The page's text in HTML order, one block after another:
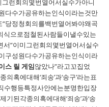
런회의몇번열어서실수가아니
다수가공유하는인식이라는것만
당정청회의를백번열어봐야왜곡
으로점철된사람들이낼수있는
서“이미그런회의몇번열어서실수
구성원다수가공유하는인식이라
스 릴 게임않았나”라고꼬집었
혹에대해‘죄송’과‘송구’라는표
수행등특정사안에는분명한입장
된각종의혹에대해‘죄송’과‘송